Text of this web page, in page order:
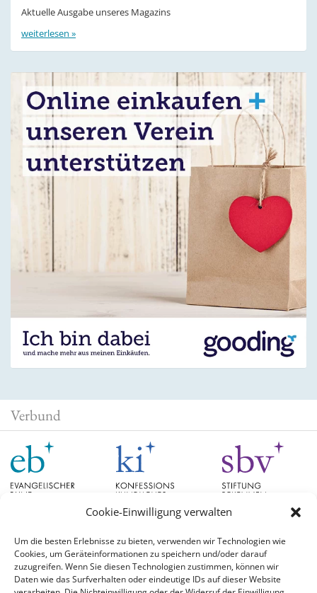
Cookie-Einwilligung verwalten
Um die besten Erlebnisse zu bieten, verwenden wir Technologien wie
Cookies, um Geräteinformationen zu speichern und/oder darauf
zuzugreifen. Wenn Sie diesen Technologien zustimmen, können wir
Daten wie das Surfverhalten oder eindeutige IDs auf dieser Website
Aktuelle Ausgabe unseres Magazins
weiterlesen »
Verbund
Schlagwörter